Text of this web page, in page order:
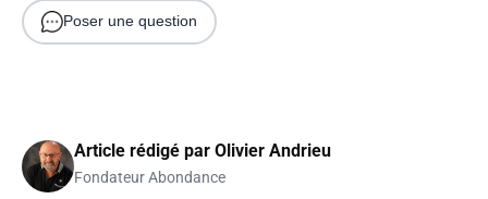
Poser une question
Article rédigé par Olivier Andrieu
Fondateur Abondance